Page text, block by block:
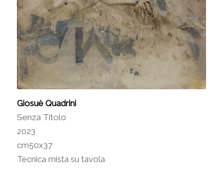
Giosuè Quadrini
Senza Titolo
2023
cm50x37
Tecnica mista su tavola